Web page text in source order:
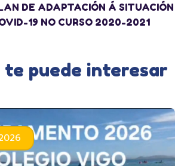
DE ADAPTACIÓN Á SITUACIÓN
19 NO CURSO 2020-2021
te puede interesar